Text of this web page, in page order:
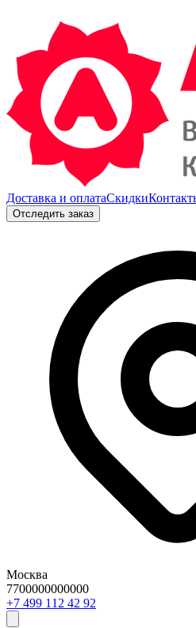
Доставка и оплатаСкидки
Отследить заказ
Москва
7700000000000
29 24 211 994 7+